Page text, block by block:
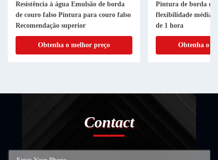
Resistência à água Emulsão de borda
de couro falso Pintura para couro falso
Recomendação superior
Obtenha o melhor preço
Pintura de borda de
flexibilidade média e
de 1 hora
Obtenha o
Contact